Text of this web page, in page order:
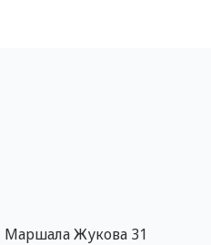
Маршала Жукова 31